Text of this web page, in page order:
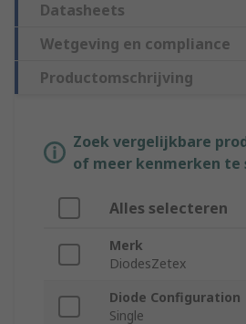
Datasheets
Wetgeving en compliance
Productomschrijving
Zoek vergelijkbare
of meer kenmerken te
Alles selecteren
Merk
DiodesZetex
Diode Configuration
Single